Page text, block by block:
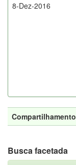
8-Dez-2016
Compartilhamento
Busca facetada